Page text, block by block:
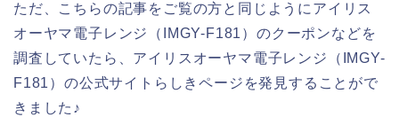
ただ、こちらの記事をご覧の方と同じようにアイリス
オーヤマ電子レンジ（IMGY-F181）のクーポンなどを
調査していたら、アイリスオーヤマ電子レンジ（IMGY-
F181）の公式サイトらしきページを発見することがで
きました♪